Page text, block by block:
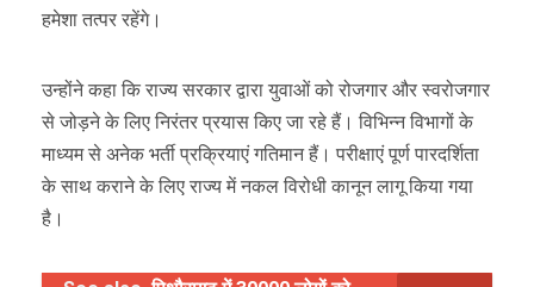
हमेशा तत्पर रहेंगे।
उन्होंने कहा कि राज्य सरकार द्वारा युवाओं को रोजगार और स्वरोजगार
से जोड़ने के लिए निरंतर प्रयास किए जा रहे हैं। विभिन्न विभागों के
माध्यम से अनेक भर्ती प्रक्रियाएं गतिमान हैं। परीक्षाएं पूर्ण पारदर्शिता
के साथ कराने के लिए राज्य में नकल विरोधी कानून लागू किया गया
है।